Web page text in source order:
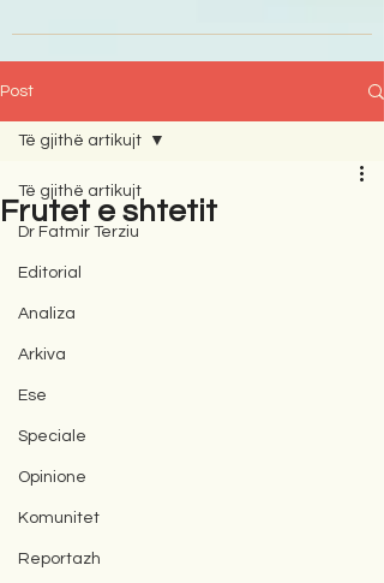
Post
Të gjithë artikujt
Dr Fatmir Terziu
Editorial
Analiza
Arkiva
Ese
Speciale
Opinione
Komunitet
Reportazh
Të gjithë artikujt
Frutet e shtetit